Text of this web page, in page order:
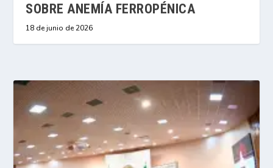
SOBRE ANEMÍA FERROPÉNICA
18 de junio de 2026